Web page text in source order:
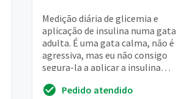
Medição diária de glicemia e
aplicação de insulina numa gata
adulta. É uma gata calma, não é
agressiva, mas eu não consigo
segura-la a aplicar a insulina
rea... Pedido atendido